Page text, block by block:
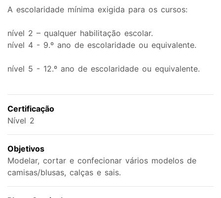
A escolaridade mínima exigida para os cursos:
nível 2 – qualquer habilitação escolar.
nível 4 - 9.º ano de escolaridade ou equivalente.
nível 5 - 12.º ano de escolaridade ou equivalente.
Certificação
Nível 2
Objetivos
Modelar, cortar e confecionar vários modelos de
camisas/blusas, calças e sais.